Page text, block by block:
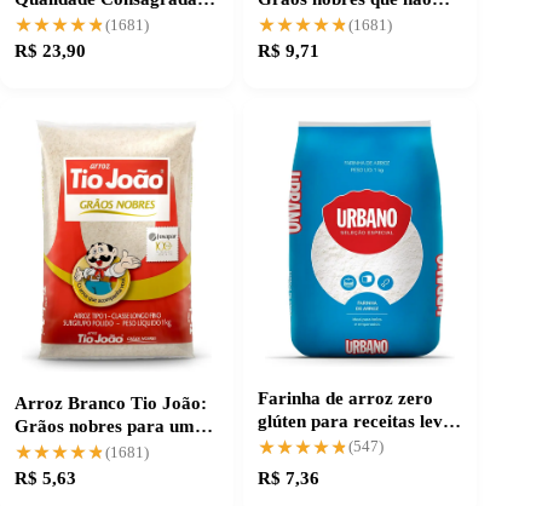
em Cada Grão
★★★★★
★★★★★ (1681)
R$ 23,90
desperdiçam
★★★★★
★★★★★(1681)
R$ 9,71
Arroz Branco Tio João:
Grãos nobres para um
cozimento perfeito
★★★★★
★★★★★ (1681)
R$ 5,63
Farinha de arroz zero
glúten para receitas leves
e saborosas
★★★★★
★★★★★(547)
R$ 7,36